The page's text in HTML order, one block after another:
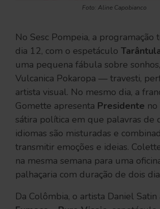
Foto: Aline Capobianco
No Sesc Pompeia, a programação
dia 12, com o espetáculo
uma pequena fábula sobre
Vulcanica Pokaropa — travesti,
artista visual. No mesmo dia, a
Gomette apresenta Presidente
sátira política em que palavras de
idiomas são misturadas e
transmitir emoções e ideias.
na mesma semana para uma
palhaçaria com duração de dois
Da Colômbia, o artista Daniel